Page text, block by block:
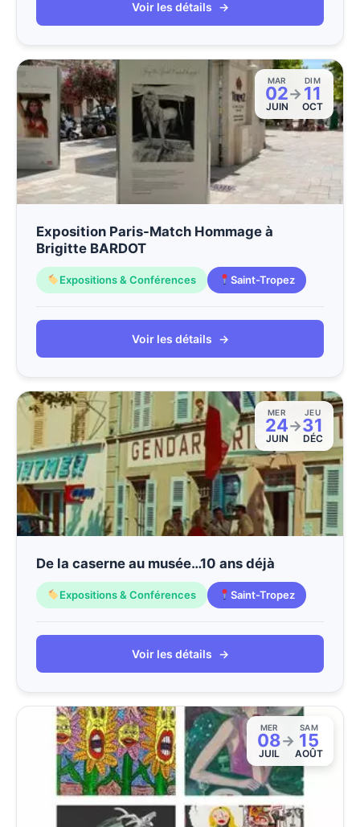
Voir les détails →
MAR
02
JUIN
→
DIM
11
OCT
Exposition Paris-Match Hommage à
Brigitte BARDOT
Expositions & Conférences Saint-Tropez
Voir les détails →
MER
24
JUIN
→
JEU
31
DÉC
De la caserne au musée…10 ans déjà
Expositions & Conférences Saint-Tropez
Voir les détails →
MER
08
JUIL
→
SAM
15
AOÛT